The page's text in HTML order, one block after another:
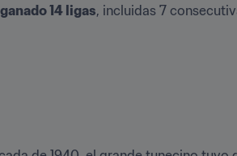
14 ligas, incluidas 7